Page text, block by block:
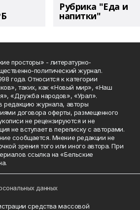
Рубрика "Еда и
напитки"
просторы» - литературно-
политический журнал.
года. Относится к категории
таких, как «Новый мир», «Наш
«Дружба народов», «Урал».
редакцию журнала, авторы
договора оферты, размещенного
не рецензируются и не
не вступает в переписку с авторами.
сообщается. Мнение редакции не
зрения того или иного автора. При
ссылка на «Бельские
данных
средства массовой